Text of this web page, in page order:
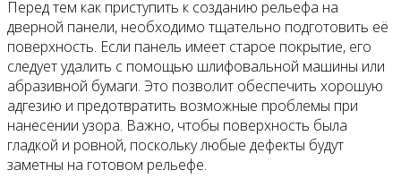
Перед тем как приступить к созданию рельефа на
дверной панели, необходимо тщательно подготовить её
поверхность. Если панель имеет старое покрытие, его
следует удалить с помощью шлифовальной машины или
абразивной бумаги. Это позволит обеспечить хорошую
адгезию и предотвратить возможные проблемы при
нанесении узора. Важно, чтобы поверхность была
гладкой и ровной, поскольку любые дефекты будут
заметны на готовом рельефе.